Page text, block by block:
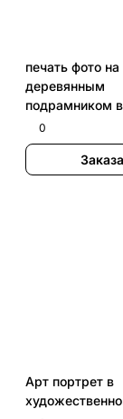
печать фото на
деревянным
подрамником в
комсомольске
0
Арт портрет в